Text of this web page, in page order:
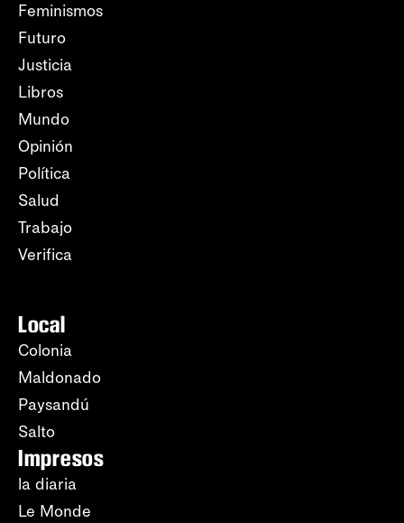
Feminismos
Futuro
Justicia
Libros
Mundo
Opinión
Política
Salud
Trabajo
Verifica
Local
Colonia
Maldonado
Paysandú
Salto
Impresos
la diaria
Le Monde